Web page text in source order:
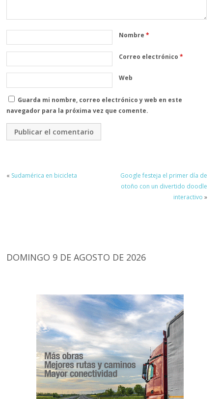
Nombre*
Correo electrónico*
Web
Guarda mi nombre, correo electrónico y web en este
navegador para la próxima vez que comente.
« Sudamérica en bicicleta
Google festeja el primer día de
otoño con un divertido doodle
interactivo »
DOMINGO 9 DE AGOSTO DE 2026